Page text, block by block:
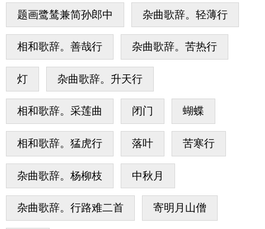
题画鹭鸶兼简孙郎中 杂曲歌辞。轻薄行
相和歌辞。善哉行 杂曲歌辞。苦热行
灯 杂曲歌辞。升天行
相和歌辞。采莲曲 闭门 蝴蝶
相和歌辞。猛虎行 落叶 苦寒行
杂曲歌辞。杨柳枝 中秋月
杂曲歌辞。行路难二首 寄明月山僧